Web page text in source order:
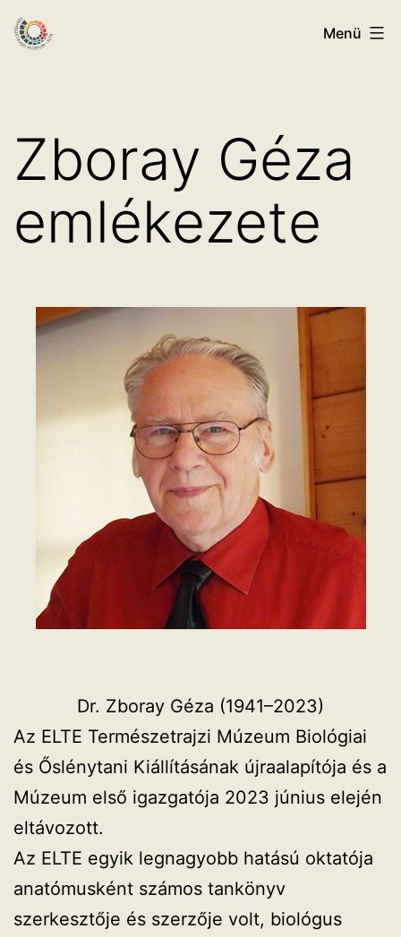
Ugrás
ELTE
Menü
Zboray Géza
emlékezete
Dr. Zboray Géza (1941–2023)
Az ELTE Természetrajzi Múzeum Biológiai
és Őslénytani Kiállításának újraalapítója és a
Múzeum első igazgatója 2023 június elején
eltávozott.
Az ELTE egyik legnagyobb hatású oktatója
anatómusként számos tankönyv
szerkesztője és szerzője volt, biológus